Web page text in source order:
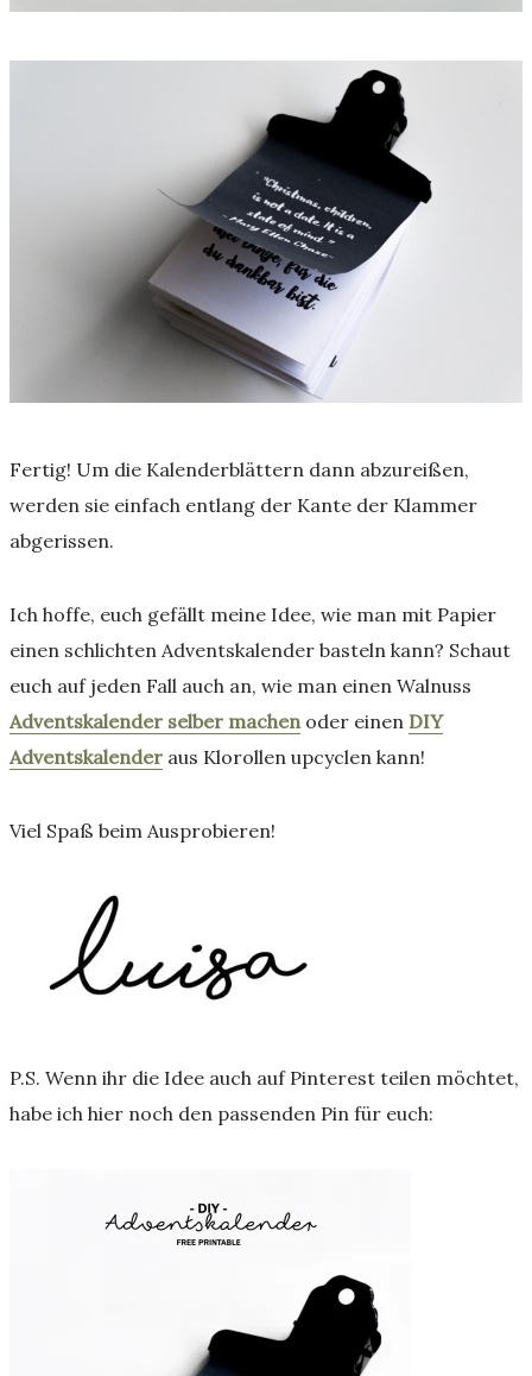
Fertig! Um die Kalenderblättern dann abzureißen,
werden sie einfach entlang der Kante der Klammer
abgerissen.
Ich hoffe, euch gefällt meine Idee, wie man mit Papier
einen schlichten Adventskalender basteln kann? Schaut
euch auf jeden Fall auch an, wie man einen Walnuss
Adventskalender selber machen oder einen DIY
Adventskalender aus Klorollen upcyclen kann!
Viel Spaß beim Ausprobieren!
P.S. Wenn ihr die Idee auch auf Pinterest teilen möchtet,
habe ich hier noch den passenden Pin für euch: